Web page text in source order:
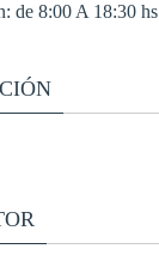
de 8:00 A 18:30 hs